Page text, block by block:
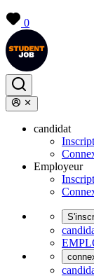
0
candidat
Employeur